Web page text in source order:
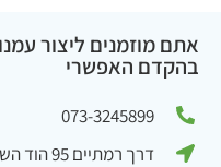
אתם מוזמנים ליצור
בהקדם האפשרי
073-3245899
דרך רמתיים 95 הוד השרון